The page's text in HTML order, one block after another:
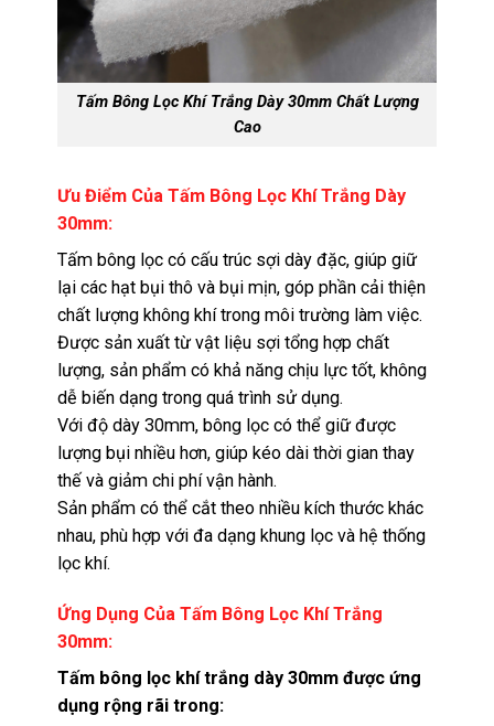
Tấm Bông Lọc Khí Trắng Dày 30mm Chất Lượng
Cao
Ưu Điểm Của Tấm Bông Lọc Khí Trắng Dày
30mm:
Tấm bông lọc có cấu trúc sợi dày đặc, giúp giữ
lại các hạt bụi thô và bụi mịn, góp phần cải thiện
chất lượng không khí trong môi trường làm việc.
Được sản xuất từ vật liệu sợi tổng hợp chất
lượng, sản phẩm có khả năng chịu lực tốt, không
dễ biến dạng trong quá trình sử dụng.
Với độ dày 30mm, bông lọc có thể giữ được
lượng bụi nhiều hơn, giúp kéo dài thời gian thay
thế và giảm chi phí vận hành.
Sản phẩm có thể cắt theo nhiều kích thước khác
nhau, phù hợp với đa dạng khung lọc và hệ thống
lọc khí.
Ứng Dụng Của Tấm Bông Lọc Khí Trắng
30mm:
Tấm bông lọc khí trắng dày 30mm được ứng
dụng rộng rãi trong: